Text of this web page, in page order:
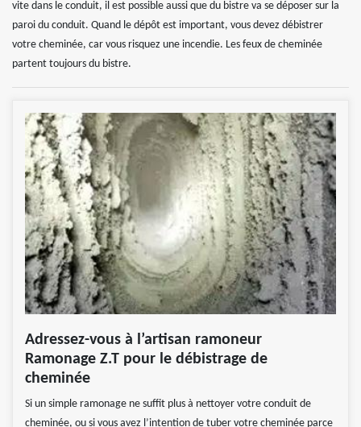
vite dans le conduit, il est possible aussi que du bistre va se déposer sur la
paroi du conduit. Quand le dépôt est important, vous devez débistrer
votre cheminée, car vous risquez une incendie. Les feux de cheminée
partent toujours du bistre.
Adressez-vous à l’artisan ramoneur
Ramonage Z.T pour le débistrage de
cheminée
Si un simple ramonage ne suffit plus à nettoyer votre conduit de
cheminée, ou si vous avez l’intention de tuber votre cheminée parce